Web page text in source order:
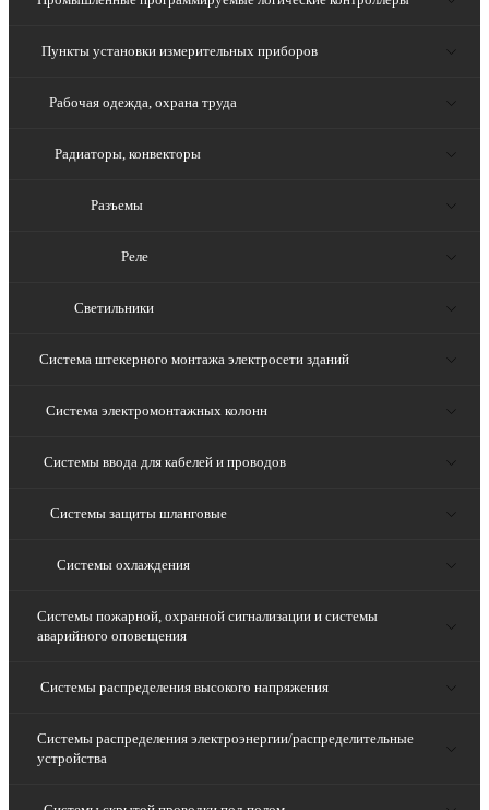
Пункты установки измерительных приборов
Рабочая одежда, охрана труда
Радиаторы, конвекторы
Разъемы
Реле
Светильники
Система штекерного монтажа электросети зданий
Система электромонтажных колонн
Системы ввода для кабелей и проводов
Системы защиты шланговые
Системы охлаждения
Системы пожарной, охранной сигнализации и системы
аварийного оповещения
Системы распределения высокого напряжения
Системы распределения электроэнергии/распределительные
устройства